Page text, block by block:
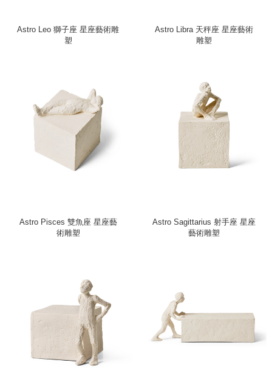
Astro Leo 獅子座 星座藝術雕
塑
Astro Libra 天秤座 星座藝術
雕塑
Astro Pisces 雙魚座 星座藝
術雕塑
Astro Sagittarius 射手座 星座
藝術雕塑